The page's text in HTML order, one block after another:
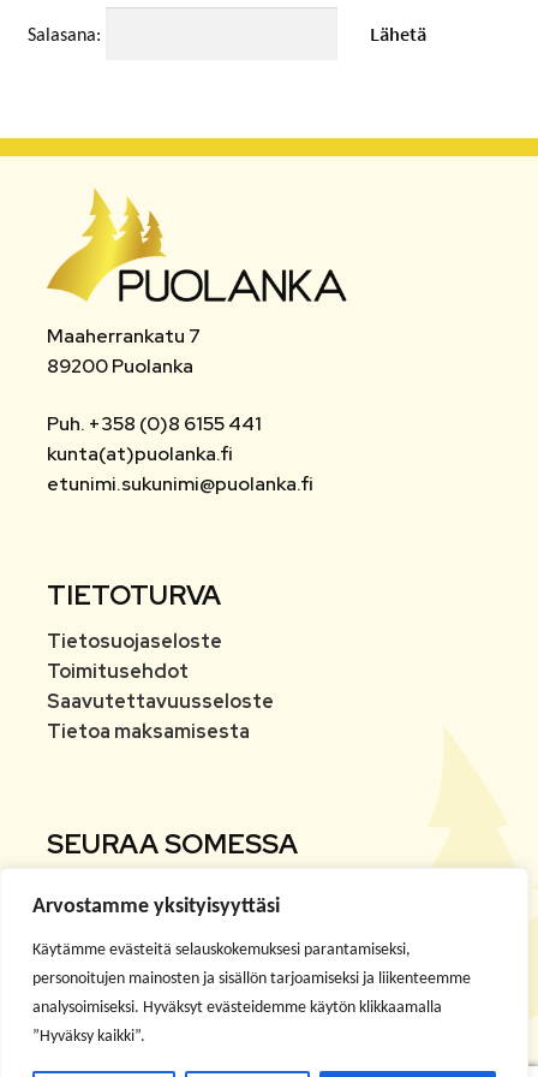
Arvostamme yksityisyyttäsi
Käytämme evästeitä selauskokemuksesi parantamiseksi,
personoitujen mainosten ja sisällön tarjoamiseksi ja liikenteemme
analysoimiseksi. Hyväksyt evästeidemme käytön klikkaamalla
”Hyväksy kaikki”.
TOIMISTO- JA VIRANOMAISPALVELUT
LIITTYMISMAKSUT
MUUT
Salasana:
Maaherrankatu 7
89200 Puolanka
Puh. +358 (0)8 6155 441
kunta(at)puolanka.fi
etunimi.sukunimi@puolanka.fi
TIETOTURVA
Tietosuojaseloste
Toimitusehdot
Saavutettavuusseloste
Tietoa maksamisesta
SEURAA SOMESSA
Facebook
Instagram
Youtube